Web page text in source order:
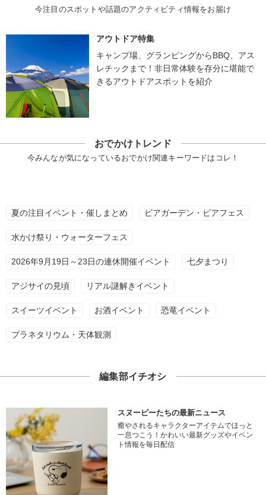
今注目のスポットや話題のアクティビティ情報をお届け
アウトドア特集
キャンプ場、グランピングからBBQ、アス
レチックまで！非日常体験を存分に堪能で
きるアウトドアスポットを紹介
おでかけトレンド
今みんなが気になっているおでかけ関連キーワードはコレ！
夏の注目イベント・催しまとめ ビアガーデン・ビアフェス
水かけ祭り・ウォーターフェス
2026年9月19日～23日の連休開催イベント 七夕まつり
アジサイの見頃 リアル謎解きイベント
スイーツイベント お酒イベント 恐竜イベント
プラネタリウム・天体観測
編集部イチオシ
スヌーピーたちの最新ニュース
癒やされるキャラクターアイテムでほっと
一息つこう！かわいい最新グッズやイベン
ト情報を毎日配信